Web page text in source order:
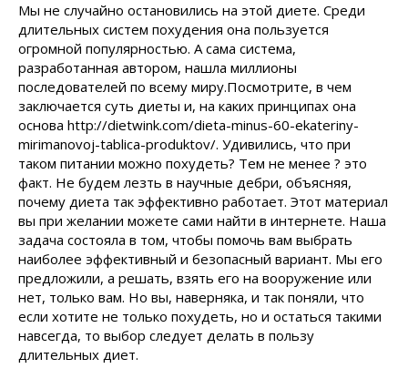
Мы не случайно остановились на этой диете. Среди
длительных систем похудения она пользуется
огромной популярностью. А сама система,
разработанная автором, нашла миллионы
последователей по всему миру.Посмотрите, в чем
заключается суть диеты и, на каких принципах она
основа http://dietwink.com/dieta-minus-60-ekateriny-
mirimanovoj-tablica-produktov/. Удивились, что при
таком питании можно похудеть? Тем не менее ? это
факт. Не будем лезть в научные дебри, объясняя,
почему диета так эффективно работает. Этот материал
вы при желании можете сами найти в интернете. Наша
задача состояла в том, чтобы помочь вам выбрать
наиболее эффективный и безопасный вариант. Мы его
предложили, а решать, взять его на вооружение или
нет, только вам. Но вы, наверняка, и так поняли, что
если хотите не только похудеть, но и остаться такими
навсегда, то выбор следует делать в пользу
длительных диет.